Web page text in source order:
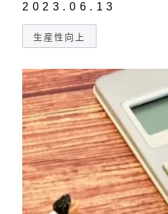
2023.06.13
生産性向上